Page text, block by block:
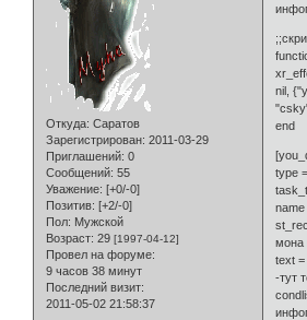
Откуда: Саратов
Зарегистрирован: 2011-03-29
Приглашений: 0
Сообщений: 55
Уважение: [+0/-0]
Позитив: [+2/-0]
Пол: Мужской
Возраст: 29 [1997-04-12]
Провел на форуме:
9 часов 38 минут
Последний визит:
2011-05-02 21:58:37
nil,
end
type
name
мона
text
-тут